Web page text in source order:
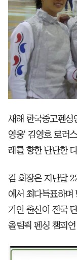
새해 한국중고펜싱
영웅' 김영호 로러
래를 향한 단단한
김 회장은 지난달
에서 최다득표하며
기인 출신이 전국
올림픽 펜싱 챔피